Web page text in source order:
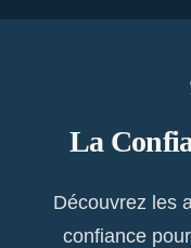
La
Découvrez les
confiance